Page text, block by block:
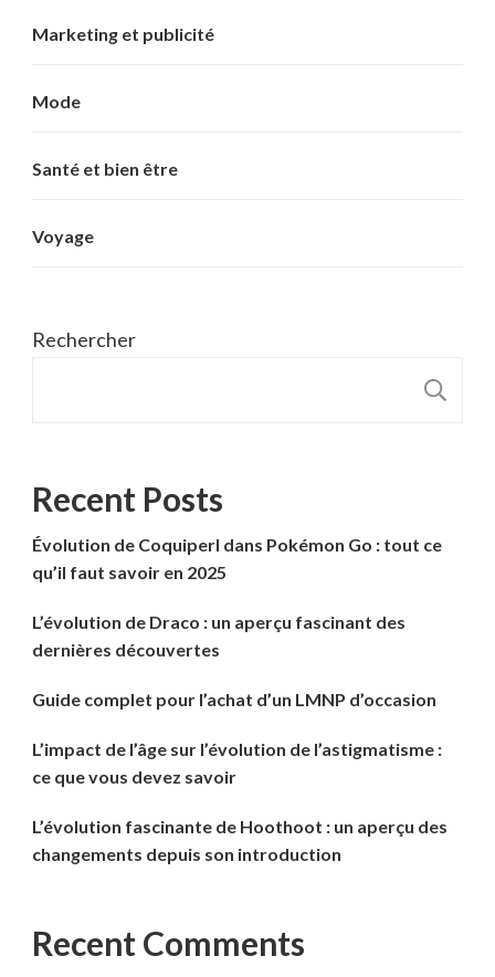
Marketing et publicité
Mode
Santé et bien être
Voyage
Rechercher
Recent Posts
Évolution de Coquiperl dans Pokémon Go : tout ce
qu’il faut savoir en 2025
L’évolution de Draco : un aperçu fascinant des
dernières découvertes
Guide complet pour l’achat d’un LMNP d’occasion
L’impact de l’âge sur l’évolution de l’astigmatisme :
ce que vous devez savoir
L’évolution fascinante de Hoothoot : un aperçu des
changements depuis son introduction
Recent Comments